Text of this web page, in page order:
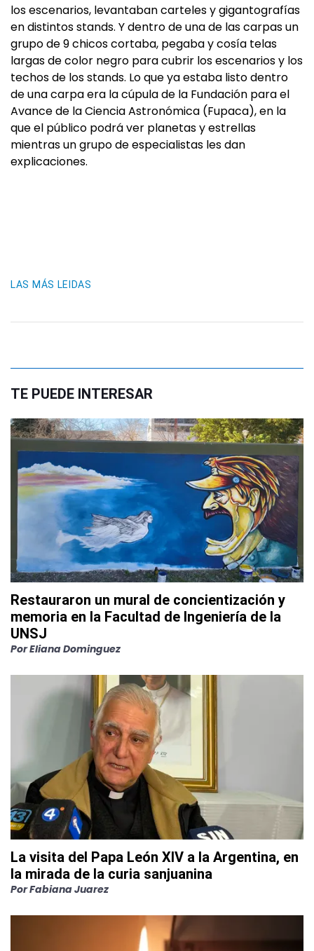
los escenarios, levantaban carteles y gigantografías
en distintos stands. Y dentro de una de las carpas un
grupo de 9 chicos cortaba, pegaba y cosía telas
largas de color negro para cubrir los escenarios y los
techos de los stands. Lo que ya estaba listo dentro
de una carpa era la cúpula de la Fundación para el
Avance de la Ciencia Astronómica (Fupaca), en la
que el público podrá ver planetas y estrellas
mientras un grupo de especialistas les dan
explicaciones.
LAS MÁS LEIDAS
TE PUEDE INTERESAR
Restauraron un mural de concientización y
memoria en la Facultad de Ingeniería de la
UNSJ
PorEliana Dominguez
La visita del Papa León XIV a la Argentina, en
la mirada de la curia sanjuanina
PorFabiana Juarez